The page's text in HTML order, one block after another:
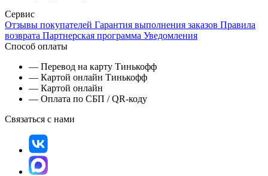
Сервис
Отзывы покупателей Гарантия выполнения заказов Правила
возврата Партнерская программа Уведомления
Способ оплаты
— Перевод на карту Тинькофф
— Картой онлайн Тинькофф
— Картой онлайн
— Оплата по СБП / QR-коду
Связаться с нами